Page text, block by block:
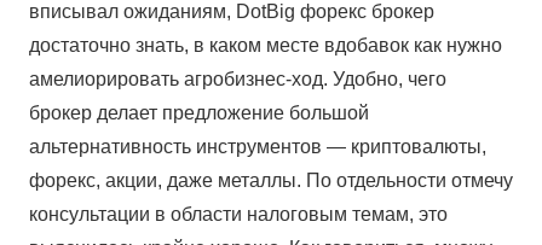
вписывал ожиданиям, DotBig форекс брокер
достаточно знать, в каком месте вдобавок как нужно
амелиорировать агробизнес-ход. Удобно, чего
брокер делает предложение большой
альтернативность инструментов — криптовалюты,
форекс, акции, даже металлы. По отдельности отмечу
консультации в области налоговым темам, это